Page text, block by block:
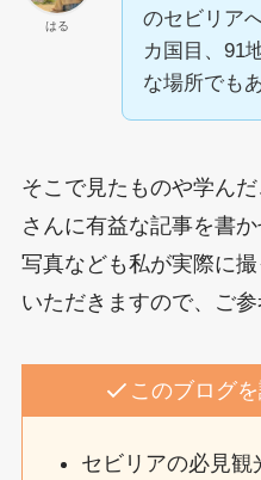
はる
のセビリア
カ国目、91
な場所でも
そこで見たものや学ん
さんに有益な記事を書か
写真なども私が実際に
いただきますので、ご参
このブログ
セビリアの必見観